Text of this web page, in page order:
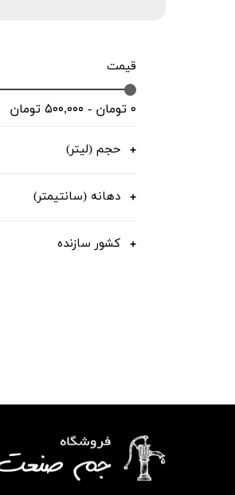
قیمت
۰ تومان - ۵۰۰,۰۰۰ تومان
حجم (لیتر)
دهانه (سانتیمتر)
کشور سازنده